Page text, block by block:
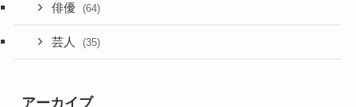
俳優 (64)
芸人 (35)
アーカイブ